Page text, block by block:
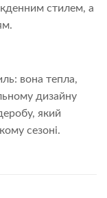
стилем, а
вона тепла,
дизайну
який
сезоні.